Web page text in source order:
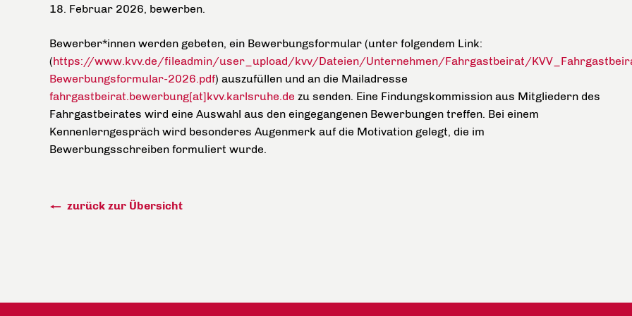
18. Februar 2026, bewerben.
Bewerber*innen werden gebeten, ein Bewerbungsformular (unter folgendem Link:
(https://www.kvv.de/fileadmin/user_upload/kvv/Dateien/Unternehmen/Fahrgastbeirat/
Bewerbungsformular-2026.pdf) auszufüllen und an die Mailadresse
fahrgastbeirat.bewerbung[at]kvv.karlsruhe.de zu senden. Eine Findungskommission aus Mitgliedern des
Fahrgastbeirates wird eine Auswahl aus den eingegangenen Bewerbungen treffen. Bei einem
Kennenlerngespräch wird besonderes Augenmerk auf die Motivation gelegt, die im
Bewerbungsschreiben formuliert wurde.
zurück zur Übersicht